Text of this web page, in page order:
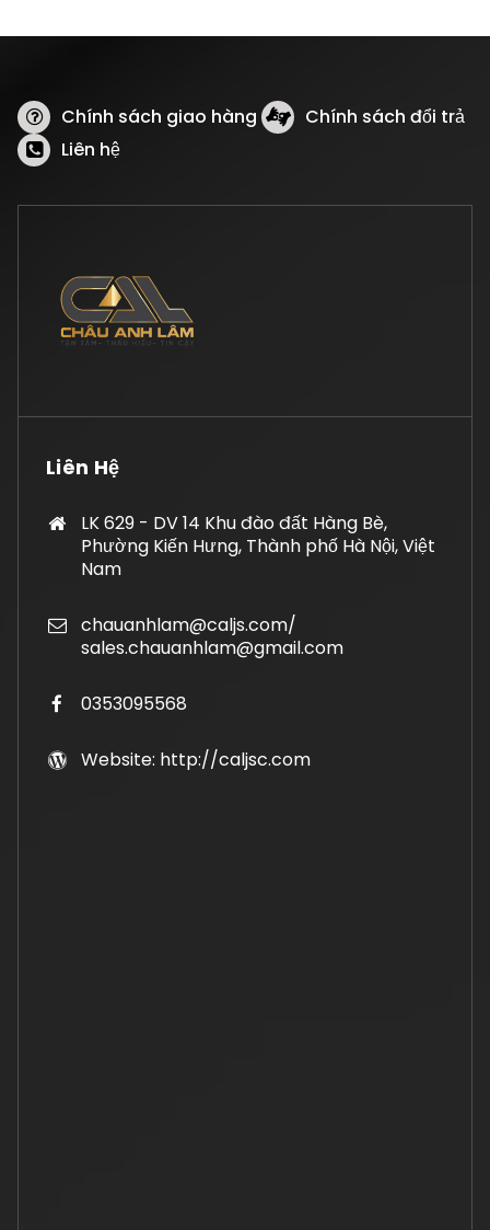
Chính sách giao hàng
Chính sách đổi trả
Liên hệ
Liên Hệ
LK 629 - DV 14 Khu đào đất Hàng Bè,
Phường Kiến Hưng, Thành phố Hà Nội, Việt
Nam
chauanhlam@caljs.com/
sales.chauanhlam@gmail.com
0353095568
Website: http://caljsc.com